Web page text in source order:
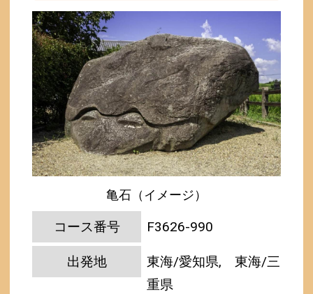
亀石（イメージ）
コース番号 F3626-990
出発地
東海/愛知県, 東海/三
重県